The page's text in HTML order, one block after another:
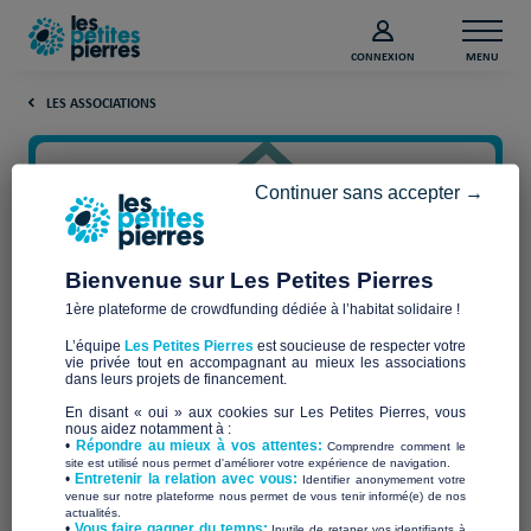
CONNEXION MENU
LES ASSOCIATIONS
UN TOIT
Bienvenue sur Les Petites Pierres
1ère plateforme de crowdfunding dédiée à l’habitat solidaire !
L’équipe Les Petites Pierres est soucieuse de respecter votre
vie privée tout en accompagnant au mieux les associations
dans leurs projets de financement.
En disant « oui » aux cookies sur Les Petites Pierres, vous
nous aidez notamment à :
• Répondre au mieux à vos attentes:Comprendre comment le
site est utilisé nous permet d'améliorer votre expérience de navigation.
•Entretenir la relation avec vous: Identifier anonymement votre
venue sur notre plateforme nous permet de vous tenir informé(e) de nos
actualités.
Continuer sans accepter →